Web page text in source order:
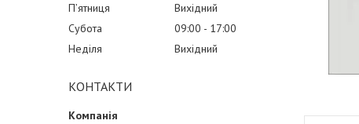
Пʼятниця
Вихідний
Субота
09:00
17:00
Неділя
Вихідний
КОНТАКТИ